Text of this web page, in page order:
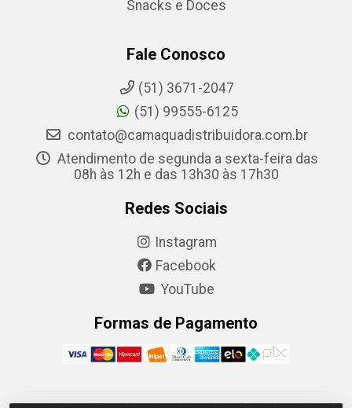
Snacks e Doces
Fale Conosco
(51) 3671-2047
(51) 99555-6125
contato@camaquadistribuidora.com.br
Atendimento de segunda a sexta-feira das
08h às 12h e das 13h30 às 17h30
Redes Sociais
Instagram
Facebook
YouTube
Formas de Pagamento